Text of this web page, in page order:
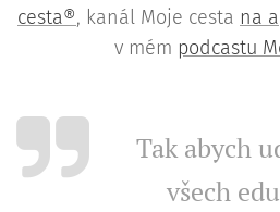
cesta®, kanál Moje cesta na
v mém podcastu
Tak abych
všech